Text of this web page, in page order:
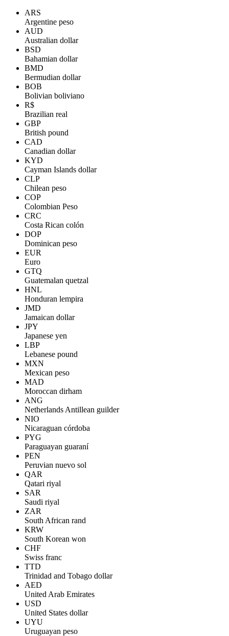
ARS
Argentine peso
AUD
Australian dollar
BSD
Bahamian dollar
BMD
Bermudian dollar
BOB
Bolivian boliviano
R$
Brazilian real
GBP
British pound
CAD
Canadian dollar
KYD
Cayman Islands dollar
CLP
Chilean peso
COP
Colombian Peso
CRC
Costa Rican colón
DOP
Dominican peso
EUR
Euro
GTQ
Guatemalan quetzal
HNL
Honduran lempira
JMD
Jamaican dollar
JPY
Japanese yen
LBP
Lebanese pound
MXN
Mexican peso
MAD
Moroccan dirham
ANG
Netherlands Antillean guilder
NIO
Nicaraguan córdoba
PYG
Paraguayan guaraní
PEN
Peruvian nuevo sol
QAR
Qatari riyal
SAR
Saudi riyal
ZAR
South African rand
KRW
South Korean won
CHF
Swiss franc
TTD
Trinidad and Tobago dollar
AED
United Arab Emirates
USD
United States dollar
UYU
Uruguayan peso